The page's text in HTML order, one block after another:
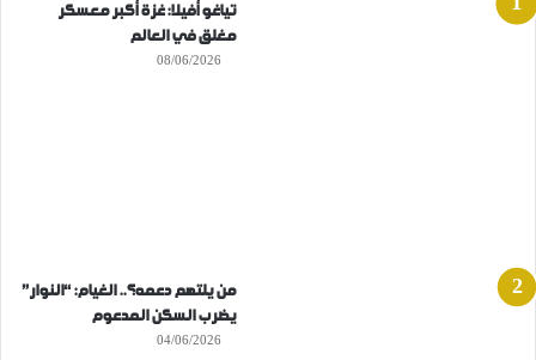
تياغو أفيلا: غزة أكبر معسكر
مغلق في العالم
08/06/2026
من يلتهم دعمه؟.. الغيام: “النوار”
يضرب السكن المدعوم
04/06/2026